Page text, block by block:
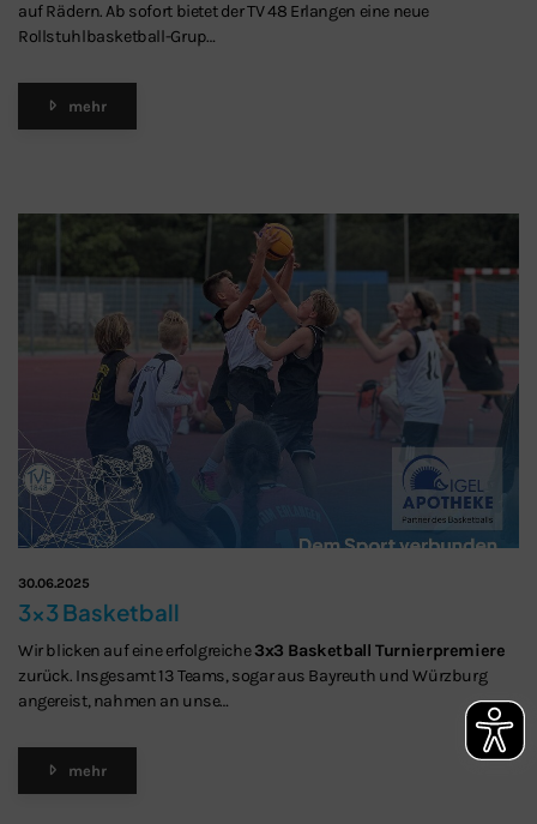
auf Rädern. Ab sofort bietet der TV 48 Erlangen eine neue
Rollstuhlbasketball-Grup…
mehr
30.06.2025
3x3 Basketball
Wir blicken auf eine erfolgreiche3x3 Basketball Turnierpremiere
zurück. Insgesamt 13 Teams, sogar aus Bayreuth und Würzburg
angereist, nahmen an unse…
mehr